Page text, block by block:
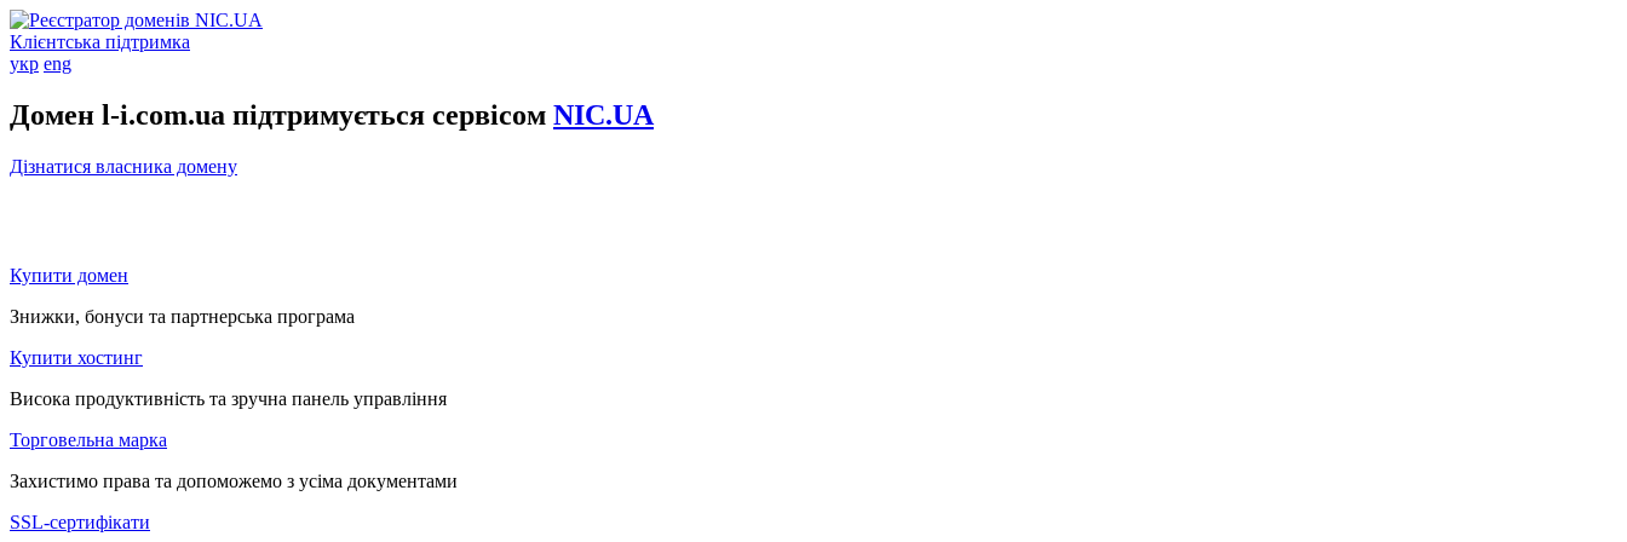
Клієнтська підтримка
укр eng
Домен l-i.com.ua підтримується сервісом NIC.UA
Дізнатися власника домену
Купити домен
Знижки, бонуси та партнерська програма
Купити хостинг
Висока продуктивність та зручна панель управління
Торговельна марка
Захистимо права та допоможемо з усіма документами
SSL-сертифікати